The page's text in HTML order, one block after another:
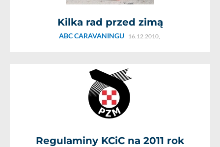
Kilka rad przed zimą
ABC CARAVANINGU 16.12.2010,
Regulaminy KCiC na 2011 rok